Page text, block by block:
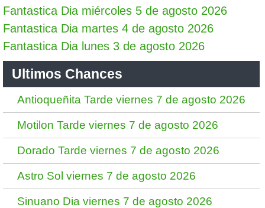
Fantastica Dia miércoles 5 de agosto 2026
Fantastica Dia martes 4 de agosto 2026
Fantastica Dia lunes 3 de agosto 2026
Ultimos Chances
Antioqueñita Tarde viernes 7 de agosto 2026
Motilon Tarde viernes 7 de agosto 2026
Dorado Tarde viernes 7 de agosto 2026
Astro Sol viernes 7 de agosto 2026
Sinuano Dia viernes 7 de agosto 2026